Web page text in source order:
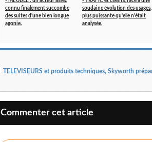
connu finalement succombe
des suites d'une bien longue
agonie.
soudaine évolution des usages,
plus puissante qu'elle n'était
analysée.
Commenter cet article